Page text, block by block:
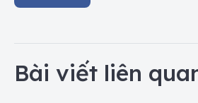
Bài viết liên